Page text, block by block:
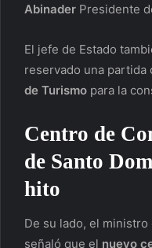
Abinader Presidente
El jefe de Estado
reservado una
de Turismo para la
Centro de
de Santo
hito
De su lado, el
señaló que el nuevo